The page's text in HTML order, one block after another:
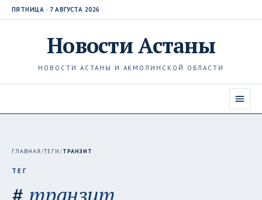
ПЯТНИЦА · 7 АВГУСТА 2026
НовостиАстаны
НОВОСТИ АСТАНЫ И АКМОЛИНСКОЙ ОБЛАСТИ
ГЛАВНАЯ/ТЕГИ/ТРАНЗИТ
ТЕГ